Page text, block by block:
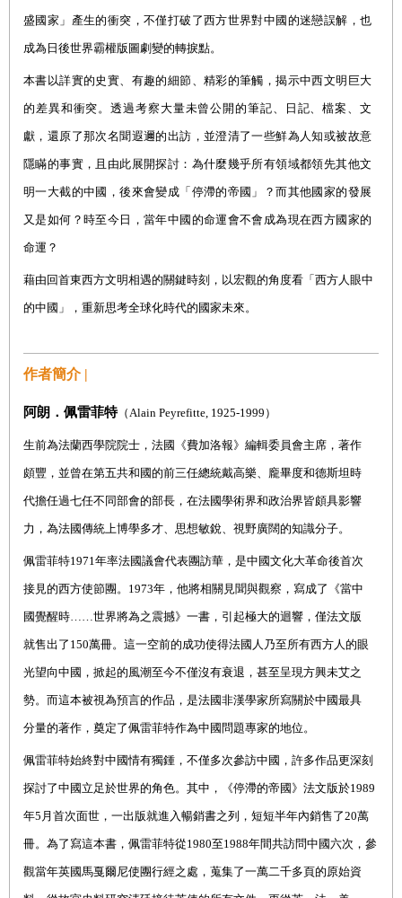
盛國家」產生的衝突 ，不僅打破了西方世界對中國的迷戀誤解，也
成為日後世界霸權版圖劇變的轉捩點。
本書以詳實的史實、有趣的細節、精彩的筆觸，揭示中西文明巨大
的差異和衝突。透過考察大量未曾公開的筆記、日記、檔案、文
獻，還原了那次名聞遐邇的出訪，並澄清了一些鮮為人知或被故意
隱瞞的事實，且由此展開探討：為什麼幾乎所有領域都領先其他文
明一大截的中國，後來會變成「停滯的帝國」？而其他國家的發展
又是如何？時至今日，當年中國的命運會不會成為現在西方國家的
命運？
藉由回首東西方文明相遇的關鍵時刻，以宏觀的角度看「西方人眼中
的中國」，重新思考全球化時代的國家未來。
作者簡介 |
阿朗．佩雷菲特（ Alain Peyrefitte, 1925-1999 ）
生前為法蘭西學院院士，法國《費加洛報》編輯委員會主席，著作
頗豐，並曾在第五共和國的前三任總統戴高樂、龐畢度和德斯坦時
代擔任過七任不同部會的部長 ，在法國學術界和政治界皆頗具影響
力，為法國傳統上博學多才、思想敏銳、視野廣闊的知識分子。
佩雷菲特1971 年率法國議會代表團訪華，是中國文化大革命後首次
接見的西方使節團。 1973年，他將相關見聞與觀察，寫成了《當中
國覺醒時……世界將為之震撼》一書，引起極大的迴響，僅法文版
就售出了 150萬冊。這一空前的成功使得法國人乃至所有西方人的眼
光望向中國，掀起的風潮至今不僅沒有衰退，甚至呈現方興未艾之
勢。而這本被視為預言的作品，是法國非漢學家所寫關於中國最具
分量的著作，奠定了佩雷菲特作為中國問題專家的地位。
佩雷菲特始終對中國情有獨鍾，不僅多次參訪中國， 許多作品更深刻
探討了中國立足於世界的角色。其中，《停滯的帝國》法文版於1989
年5 月首次面世，一出版就進入暢銷書之列，短短半年內銷售了20萬
冊。為了寫這本書，佩雷菲特從1980至1988年間共訪問中國六次，參
觀當年英國馬戛爾尼使團行經之處，蒐集了一萬二千多頁的原始資